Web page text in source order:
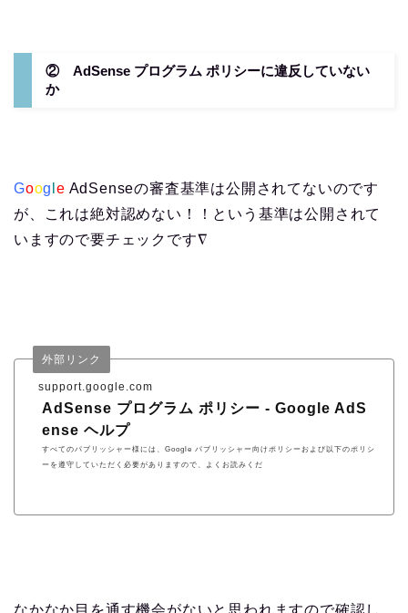
② AdSense プログラム ポリシーに違反していない
か
Goog le AdSenseの審査基準は公開されてないのです
が、これは絶対認めない！！という基準は公開されて
いますので要チェックです∇
support.google.com
外部リンク
AdSense プログラム ポリシー - Google AdS
ense ヘルプ
すべてのパブリッシャー様には、Google パブリッシャー向けポリシーおよび以下のポリシ
ーを遵守していただく必要がありますので、よくお読みくだ